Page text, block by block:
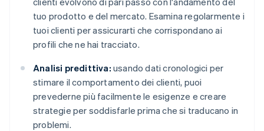
tuo prodotto e del mercato. Esamina regolarmente i
tuoi clienti per assicurarti che corrispondano ai
profili che ne hai tracciato.
Analisi predittiva: usando dati cronologici per
stimare il comportamento dei clienti, puoi
prevederne più facilmente le esigenze e creare
strategie per soddisfarle prima che si traducano in
problemi.